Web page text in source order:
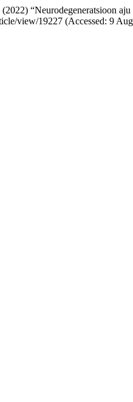
“Neurodegeneratsioon
view/19227 (Accessed: 9